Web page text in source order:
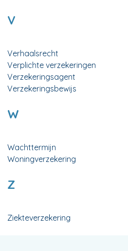
V
Verhaalsrecht
Verplichte verzekeringen
Verzekeringsagent
Verzekeringsbewijs
W
Wachttermijn
Woningverzekering
Z
Ziekteverzekering